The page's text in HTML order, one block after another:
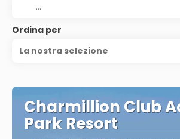
Ordina per
La nostra selezione
Charmillion Club
Park Resort